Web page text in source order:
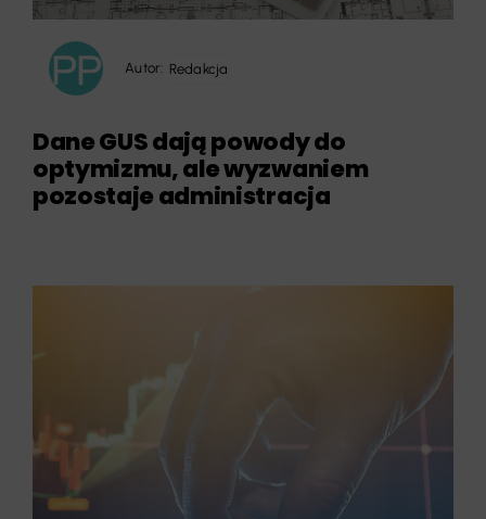
Autor: Redakcja
Dane GUS dają powody do
optymizmu, ale wyzwaniem
pozostaje administracja